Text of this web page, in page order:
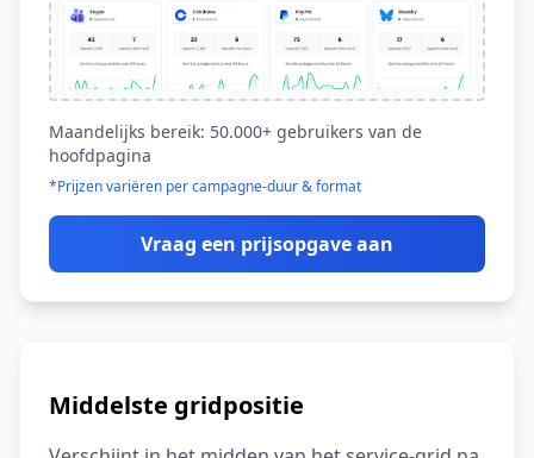
Maandelijks bereik: 50.000+ gebruikers van de
hoofdpagina
*Prijzen variëren per campagne-duur & format
Vraag een prijsopgave aan
Middelste gridpositie